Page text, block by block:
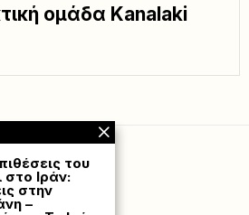
ομάδα Kanalaki
του
στο Ιράν:
στην
–